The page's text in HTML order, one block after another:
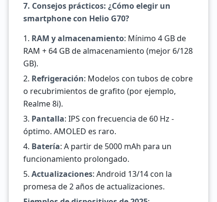
7. Consejos prácticos: ¿Cómo elegir un
smartphone con Helio G70?
1. RAM y almacenamiento: Mínimo 4 GB de
RAM + 64 GB de almacenamiento (mejor 6/128
GB).
2. Refrigeración: Modelos con tubos de cobre
o recubrimientos de grafito (por ejemplo,
Realme 8i).
3. Pantalla: IPS con frecuencia de 60 Hz -
óptimo. AMOLED es raro.
4. Batería: A partir de 5000 mAh para un
funcionamiento prolongado.
5. Actualizaciones: Android 13/14 con la
promesa de 2 años de actualizaciones.